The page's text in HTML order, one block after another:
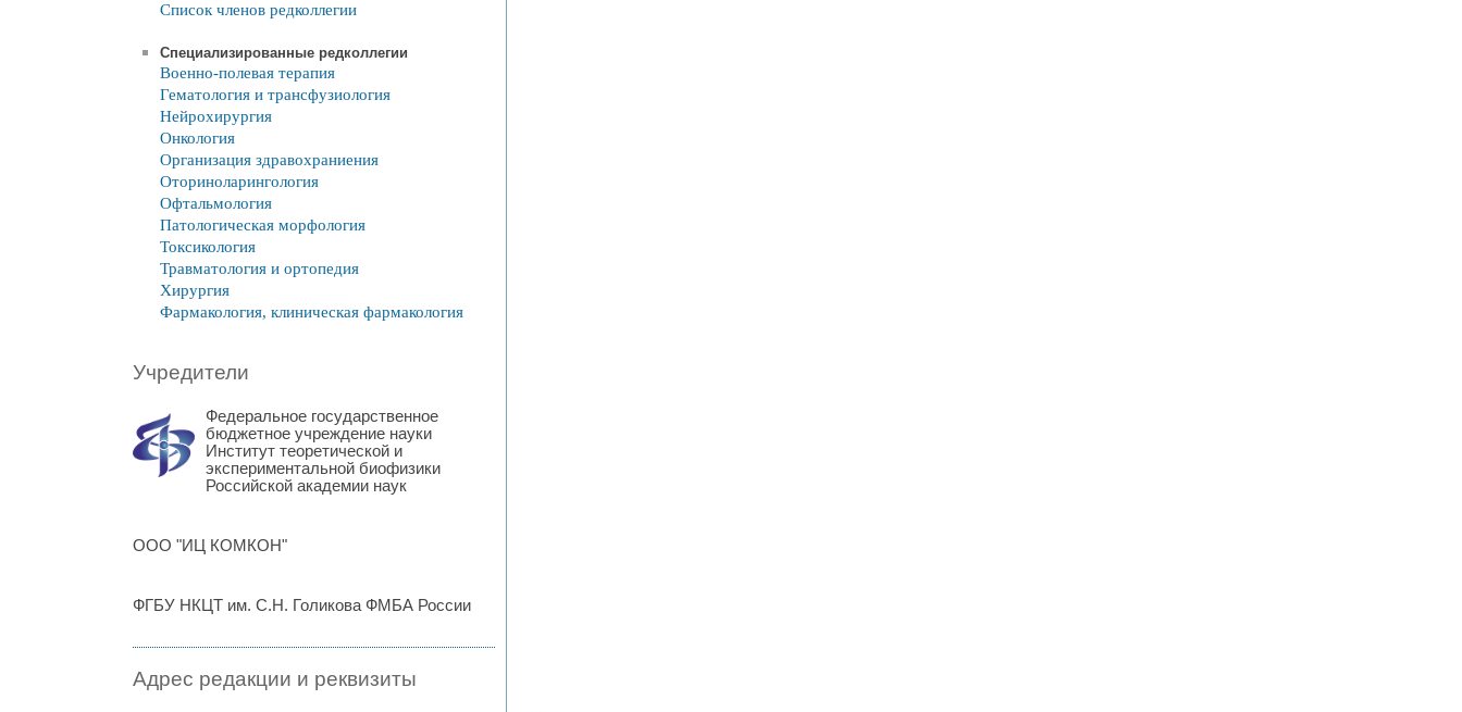
Список членов редколлегии
Специализированные редколлегии
Военно-полевая терапия
Гематология и трансфузиология
Нейрохирургия
Онкология
Организация здравохраниения
Оториноларингология
Офтальмология
Патологическая морфология
Токсикология
Травматология и ортопедия
Хирургия
Фармакология, клиническая фармакология
Учредители
Федеральное государственное
бюджетное учреждение науки
Институт теоретической и
экспериментальной биофизики
Российской академии наук
ООО "ИЦ КОМКОН"
ФГБУ НКЦТ им. С.Н. Голикова ФМБА России
Адрес редакции и реквизиты